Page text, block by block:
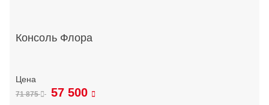
Консоль Флора
71 875 57 500